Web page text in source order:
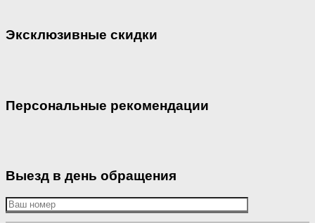
Эксклюзивные скидки
Персональные рекомендации
Выезд в день обращения